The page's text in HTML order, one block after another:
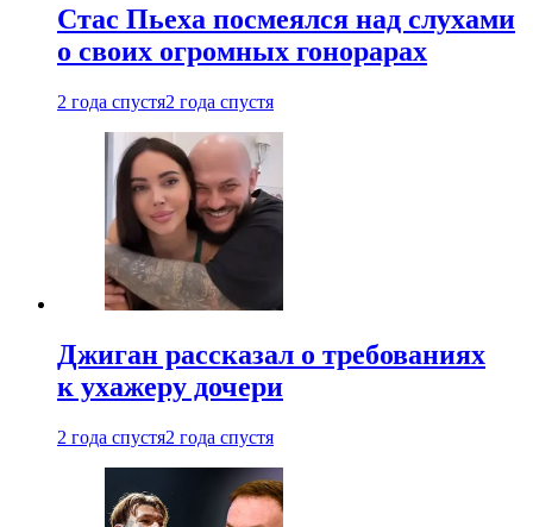
Стас Пьеха посмеялся над слухами
о своих огромных гонорарах
2 года спустя2 года спустя
Джиган рассказал о требованиях
к ухажеру дочери
2 года спустя2 года спустя